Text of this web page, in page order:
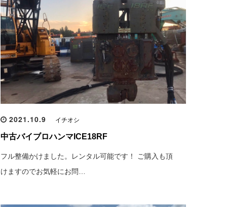
2021.10.9 イチオシ
中古バイブロハンマICE18RF
フル整備かけました。レンタル可能です！ ご購入も頂
けますのでお気軽にお問…